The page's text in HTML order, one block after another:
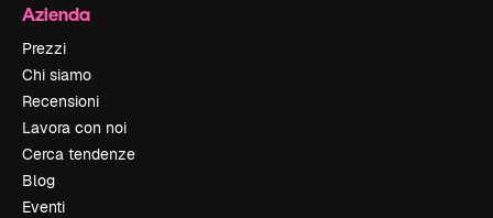
Azienda
Prezzi
Chi siamo
Recensioni
Lavora con noi
Cerca tendenze
Blog
Eventi